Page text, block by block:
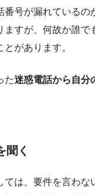
番号が漏れているの
ますが、何故か誰で
があります。
た迷惑電話から自分
聞く
ては、要件を言わな